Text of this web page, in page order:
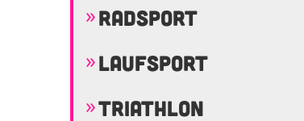
RADSPORT
LAUFSPORT
TRIATHLON